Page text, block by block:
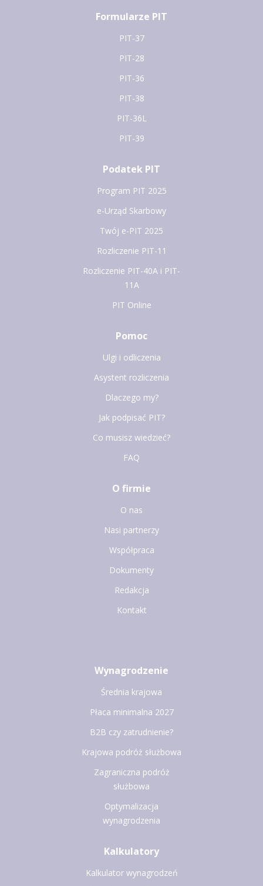
Formularze PIT
PIT-37
PIT-28
PIT-36
PIT-38
PIT-36L
PIT-39
Podatek PIT
Program PIT 2025
e-Urząd Skarbowy
Twój e-PIT 2025
Rozliczenie PIT-11
Rozliczenie PIT-40A i PIT-
11A
PIT Online
Pomoc
Ulgi i odliczenia
Asystent rozliczenia
Dlaczego my?
Jak podpisać PIT?
Co musisz wiedzieć?
FAQ
O firmie
O nas
Nasi partnerzy
Współpraca
Dokumenty
Redakcja
Kontakt
Wynagrodzenie
Średnia krajowa
Płaca minimalna 2027
B2B czy zatrudnienie?
Krajowa podróż służbowa
Zagraniczna podróż
służbowa
Optymalizacja
wynagrodzenia
Kalkulatory
Kalkulator wynagrodzeń